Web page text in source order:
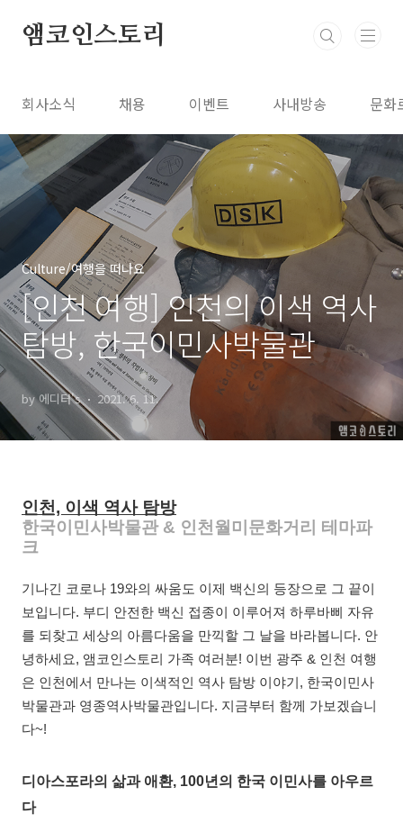
앰코인스토리
회사소식 채용 이벤트 사내방송 문화
Culture/여행을 떠나요
[인천 여행] 인천의 이색 역사
탐방, 한국이민사박물관
by 에디터's 2021. 6. 11.
인천, 이색 역사 탐방
한국이민사박물관 & 인천월미문화거리 테마파
크
기나긴 코로나 19와의 싸움도 이제 백신의 등장으로 그 끝이
보입니다. 부디 안전한 백신 접종이 이루어져 하루바삐 자유
를 되찾고 세상의 아름다움을 만끽할 그 날을 바라봅니다. 안
녕하세요, 앰코인스토리 가족 여러분! 이번 광주 & 인천 여행
은 인천에서 만나는 이색적인 역사 탐방 이야기, 한국이민사
박물관과 영종역사박물관입니다. 지금부터 함께 가보겠습니
다~!
디아스포라의 삶과 애환, 100년의 한국 이민사를 아우르
다